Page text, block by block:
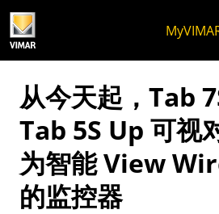
从今天起，Tab
Tab 5S Up 可视
为智能 View
的监控器